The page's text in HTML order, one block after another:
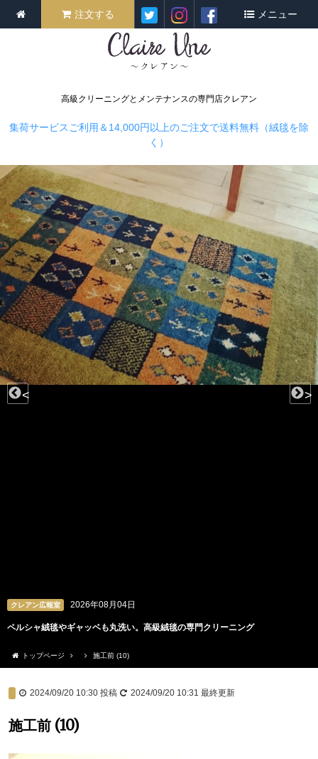
高級クリーニングとメンテナンスの専門店クレアン
注文する メニュー
集荷サービスご利用＆14,000円以上のご注文で送料無料（絨毯を除
く）
クレアン広報室 2026年08月04日
ペルシャ絨毯やギャッベも丸洗い。高級絨毯の専門クリーニング
< >
トップページ 施工前 (10)
2024/09/20 10:30 投稿 2024/09/20 10:31 最終更新
施工前 (10)